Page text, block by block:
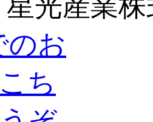
光産業